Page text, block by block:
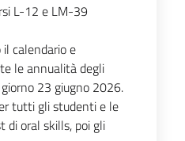
L-12 e LM-39
calendario e
le annualità degli
23 giugno 2026.
tutti gli studenti e le
di oral skills, poi gli